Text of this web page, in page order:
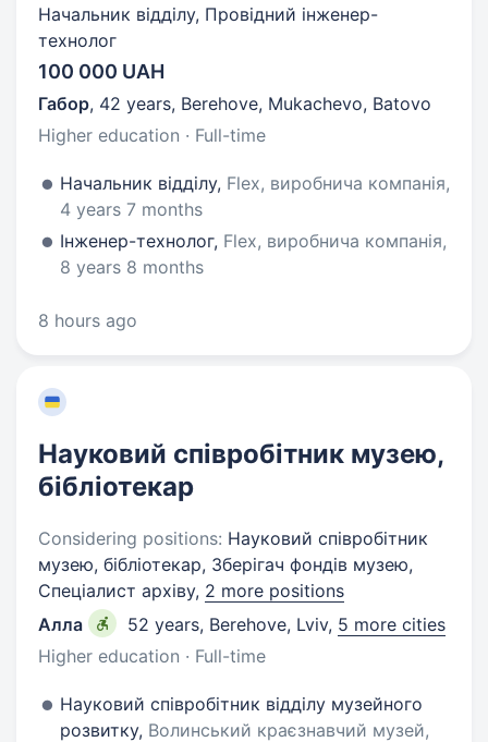
Начальник відділу, Провідний інженер-
технолог
100 000 UAH
Габор, 42 years, Berehove, Mukachevo, Batovo
Higher education · Full-time
Начальник відділу, Flex, виробнича компанія,
4 years 7 months
Інженер-технолог, Flex, виробнича компанія,
8 years 8 months
8 hours ago
Науковий співробітник музею,
бібліотекар
Considering positions: Науковий співробітник
музею, бібліотекар, Зберігач фондів музею,
Спеціалист архіву, 2 more positions
Алла
52 years, Berehove, Lviv, 5 more cities
Higher education · Full-time
Науковий співробітник відділу музейного
розвитку, Волинський краєзнавчий музей,